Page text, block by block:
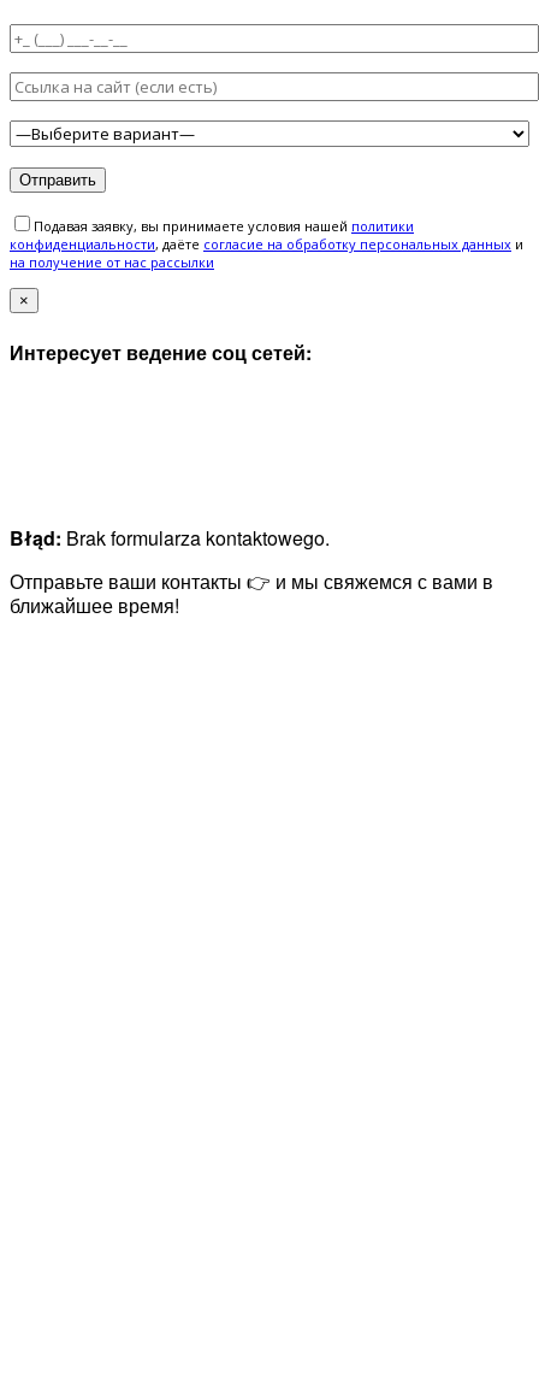
Подавая заявку, вы принимаете условия нашей политики
конфиденциальности, даёте cогласие на обработку персональных данных и
на получение от нас рассылки
×
Интересует ведение соц сетей:
Błąd: Brak formularza kontaktowego.
Отправьте ваши контакты 👉 и мы свяжемся с вами в
ближайшее время!